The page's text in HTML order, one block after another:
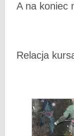
A na koniec
Relacja